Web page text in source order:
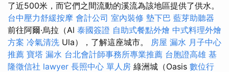
了近500米，而它們之間流動的溪流為該地區提供了供水。
台中壓力舒緩按摩 會計公司 室內裝修 墊下巴 藍芽助聽器
前往阿爾·烏拉（Al 泰國簽證 自助式餐點外燴 中式料理外燴
方案 冷氣清洗 Ula），了解這座城市。 房屋 漏水 月子中心
推薦 寶塔 漏水 台北會計師事務所專業推薦 台胞證高雄 基
隆徵信社 lawyer 長照中心 單人房 綠洲城（Oasis 數位行